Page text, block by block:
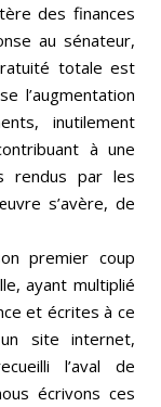
des finances
au sénateur,
totale est
l’augmentation
inutilement
à une
rendus par les
s’avère, de
premier coup
ayant multiplié
et écrites à ce
site internet,
l’aval de
écrivons ces